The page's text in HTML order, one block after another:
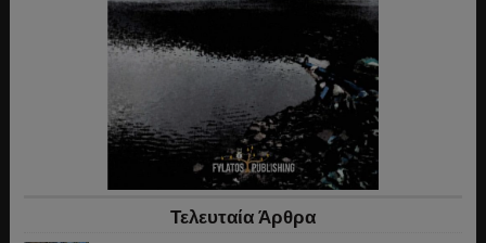
Τελευταία Άρθρα